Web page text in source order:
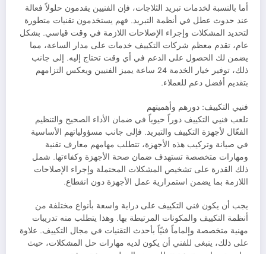
أما بالنسبة لخدمات تبريد الثلاجات، فإن الفنيين يقدمون حلولاً فعالة
عند حدوث عطل في أنظمة التبريد. فهم يستخدمون تقنيات متطورة
لتحديد المشكلات وإجراء الإصلاحات اللازمة في وقت قياسي. بشكل
عام، تقدم معظم شركات التكييف خدمات على مدار الساعة، مما
يضمن لك الحصول على الدعم في أي وقت تحتاج إليه. إلى جانب
ذلك، توفير خيار الخدمة 24 ساعة يميز الفنيين ويعكس التزامهم
بتقديم أفضل دعم للعملاء.
فنيي التكييف: دورهم وأهميتهم
تلعب فنيي التكييف دوراً حيوياً في ضمان الأداء الصحيح والتنظيم
الفعّال لأجهزة التكييف والتبريد. فإلى جانب مسؤولياتهم الأساسية
في صيانة وتركيب هذه الأجهزة، تتطلب مهامهم معارف تقنية
ومهارات متخصصة تستهدف ضمان صحة الأجهزة وكفاءتها. شمل
ذلك القدرة على تشخيص المشكلات المحتملة وإجراء الإصلاحات
اللازمة بما يضمن استمرارية عمل الأجهزة دون انقطاع.
يجب أن يكون فني التكييف على دراية واسعة بأنواع مختلفة من
أنظمة التكييف والمكونات المرتبطة بها. وهذا يتطلب منه تدريبات
مهنية متخصصة وإلماماً فنيّاً بأحدث التقنيات في مجال التكييف. علاوة
على ذلك، ينبغى للفني أن يكون لديه مهارات حل المشكلات، حيث